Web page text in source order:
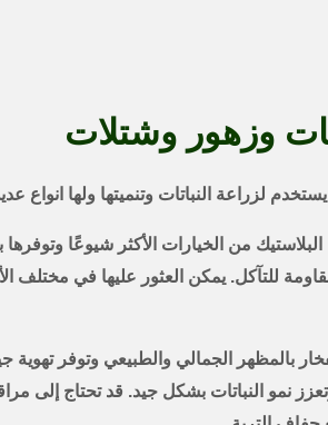
وزهور وشتلات
لزراعة النباتات وتنميتها ولها انواع
من الخيارات الأكثر شيوعًا وتوفرها
للتآكل. يمكن العثور عليها في مختلف
بالمظهر الجمالي والطبيعي وتوفر تهوية
نمو النباتات بشكل جيد. قد تحتاج إلى